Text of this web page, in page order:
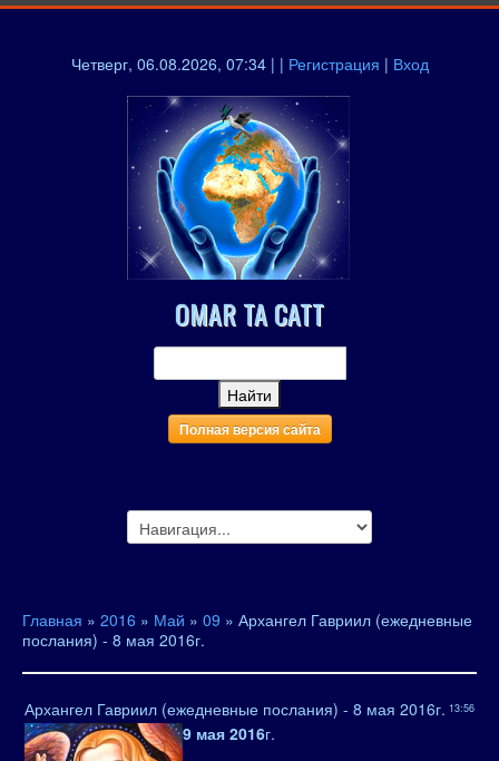
Четверг, 06.08.2026, 07:34 | | Регистрация | Вход
OMAR TA CATT
Полная версия сайта
Главная » 2016 » Май » 09 » Архангел Гавриил (ежедневные
послания) - 8 мая 2016г.
13:56
Архангел Гавриил (ежедневные послания) - 8 мая 2016г.
9 мая 2016г.